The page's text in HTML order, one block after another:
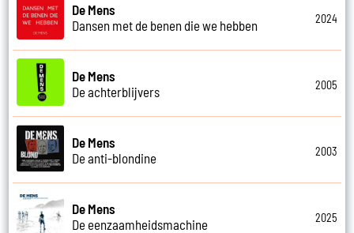
De Mens
Dansen met de benen die we hebben
2024
De Mens
De achterblijvers
2005
De Mens
De anti-blondine
2003
De Mens
De eenzaamheidsmachine
2025